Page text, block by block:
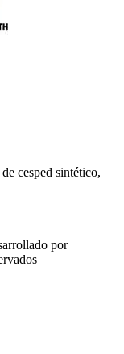
cesped sintético,
por